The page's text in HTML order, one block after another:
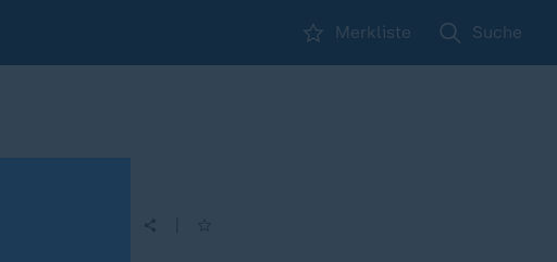
Merkliste Suche